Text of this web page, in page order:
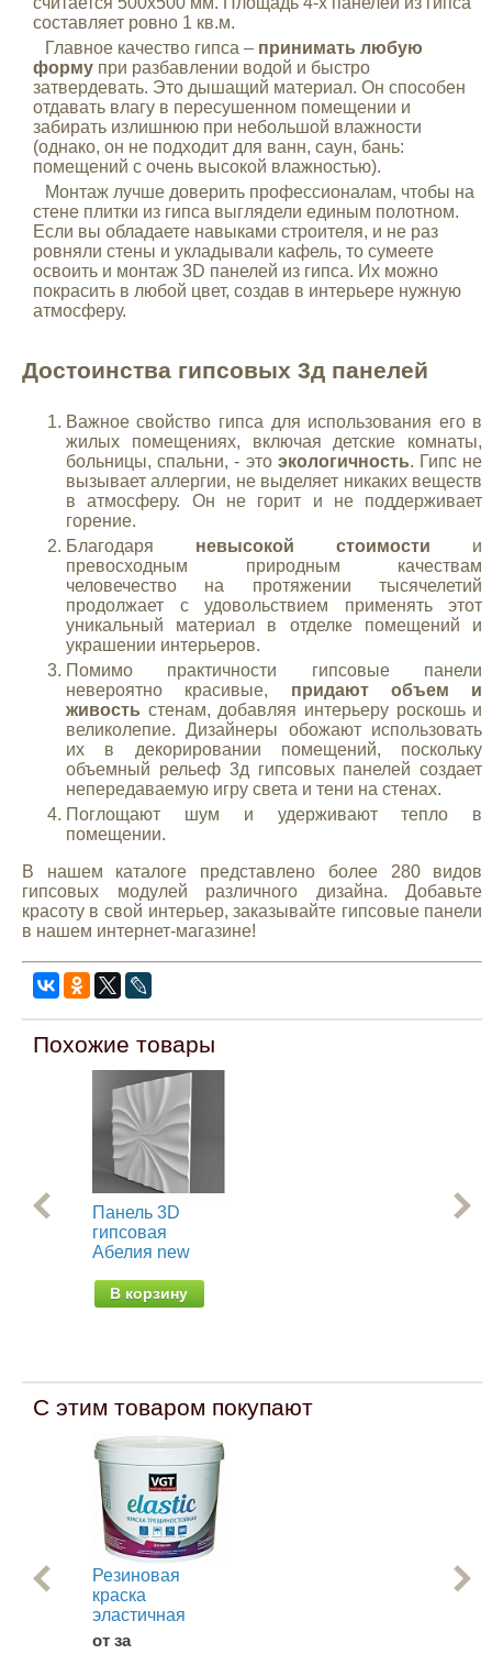
составляет ровно 1 кв.м.
Главное качество гипса – принимать любую
формупри разбавлении водой и быстро
затвердевать. Это дышащий материал. Он способен
отдавать влагу в пересушенном помещении и
забирать излишнюю при небольшой влажности
(однако, он не подходит для ванн, саун, бань:
помещений с очень высокой влажностью).
Монтаж лучше доверить профессионалам, чтобы на
стене плитки из гипса выглядели единым полотном.
Если вы обладаете навыками строителя, и не раз
ровняли стены и укладывали кафель, то сумеете
освоить и монтаж 3D панелей из гипса. Их можно
покрасить в любой цвет, создав в интерьере нужную
атмосферу.
Достоинства гипсовых 3д панелей
Важное свойство гипса для использования его в
жилых помещениях, включая детские комнаты,
больницы, спальни, - это экологичность. Гипс не
вызывает аллергии, не выделяет никаких веществ
в атмосферу. Он не горит и не поддерживает
горение.
Благодаря невысокой стоимости и
превосходным природным качествам
человечество на протяжении тысячелетий
продолжает с удовольствием применять этот
уникальный материал в отделке помещений и
украшении интерьеров.
Помимо практичности гипсовые панели
невероятно красивые, придают объем и
живость стенам, добавляя интерьеру роскошь и
великолепие. Дизайнеры обожают использовать
их в декорировании помещений, поскольку
объемный рельеф 3д гипсовых панелей создает
непередаваемую игру света и тени на стенах.
Поглощают шум и удерживают тепло в
помещении.
В нашем каталоге представлено более 280 видов
гипсовых модулей различного дизайна. Добавьте
красоту в свой интерьер, заказывайте гипсовые панели
в нашем интернет-магазине!
Похожие товары
Панель 3D
гипсовая
Абелия new
В корзину
С этим товаром покупают
Резиновая
краска
эластичная
от за